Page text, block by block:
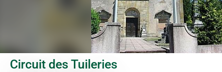
Circuit des Tuileries